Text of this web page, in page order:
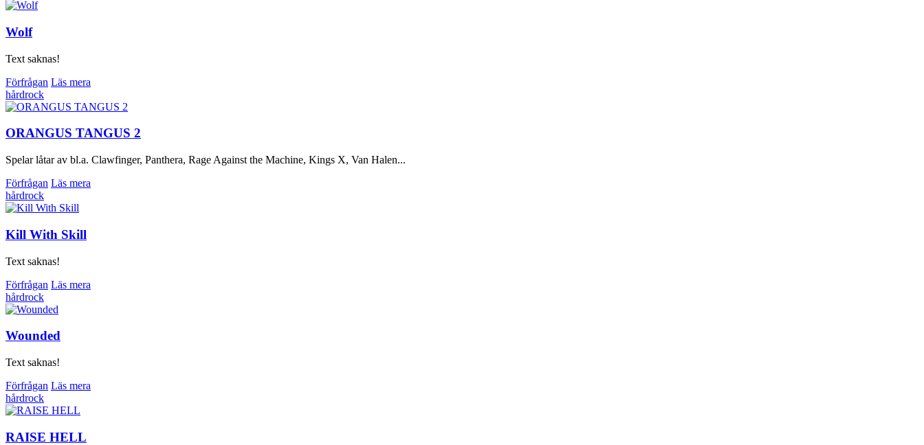
Wolf
Text saknas!
Förfrågan Läs mera
hårdrock
ORANGUS TANGUS 2
Spelar låtar av bl.a. Clawfinger, Panthera, Rage Against the Machine, Kings X, Van Halen...
Förfrågan Läs mera
hårdrock
Kill With Skill
Text saknas!
Förfrågan Läs mera
hårdrock
Wounded
Text saknas!
Förfrågan Läs mera
hårdrock
RAISE HELL